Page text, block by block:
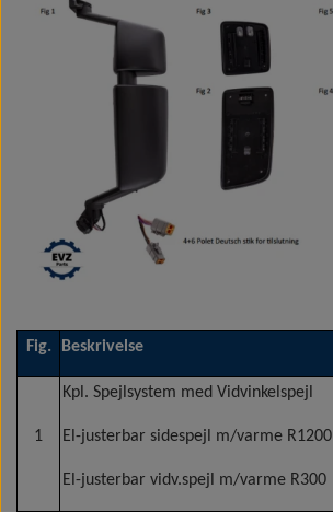
Fig. Beskrivelse
1
Kpl. Spejlsystem med Vidvinkelspejl
El-justerbar sidespejl m/varme R1200
El-justerbar vidv.spejl m/varme R300